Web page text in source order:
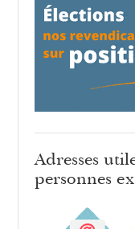
Adresses
personnes